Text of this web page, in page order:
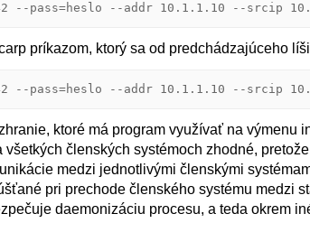
--pass=heslo --addr 10.1.1.10 --srcip
príkazom, ktorý sa od predchádzajúceho
--pass=heslo --addr 10.1.1.10 --srcip
ktoré má program využívať na výmenu
všetkých členských systémoch zhodné,
medzi jednotlivými členskými
pri prechode členského systému medzi
daemonizáciu procesu, a teda okrem